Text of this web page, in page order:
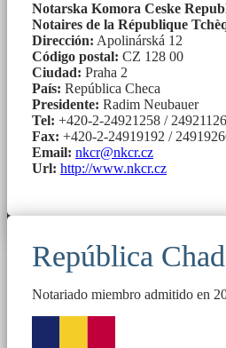
Notarska Komora Ceske
Notaires de la République
Dirección: Apolinárská 12
Código postal: CZ 128 00
Ciudad: Praha 2
País: República Checa
Presidente: Radim Neubauer
Tel: +420-2-24921258 / 24921126
Fax: +420-2-24919192 /
Email: nkcr@nkcr.cz
Url: http://www.nkcr.cz
República Chad
Notariado miembro admitido en